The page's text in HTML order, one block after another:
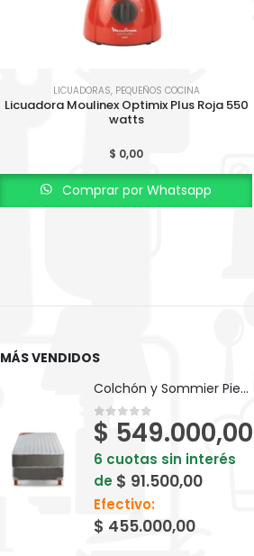
LICUADORAS, PEQUEÑOS COCINA
Licuadora Moulinex Optimix Plus Roja 550
watts
$ 0,00
Comprar por Whatsapp
MÁS VENDIDOS
Colchón y Sommier Piero Foam Goma Espuma 190 x 80 cm
0out of 5
$ 549.000,00
6 cuotas sin interés
de $ 91.500,00
Efectivo:
$ 455.000,00